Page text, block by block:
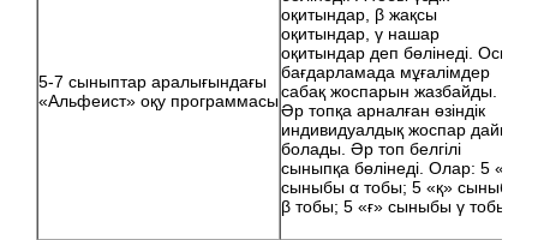
5-7 сыныптар аралығындағы
«Альфеист» оқу программасы
оқитындар, β жақсы
оқитындар, γ нашар
оқитындар деп бөлінеді. Осы
бағдарламада мұғалімдер
сабақ жоспарын жазбайды.
Әр топқа арналған өзіндік
индивидуалдық жоспар дайын
болады. Әр топ белгілі
сыныпқа бөлінеді. Олар: 5 «ә»
сыныбы α тобы; 5 «қ» сыныбы
β тобы; 5 «ғ» сыныбы γ тобы.